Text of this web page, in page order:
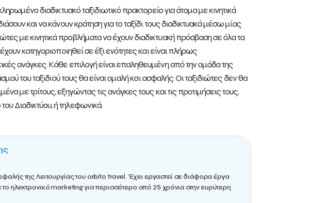
διαδικτυακό ταξιδιωτικό πρακτορείο για άτομα με κινητικά
και να κάνουν κράτηση για το ταξίδι τους διαδικτυακά μέσω μίας
με κινητικά προβλήματα να έχουν διαδικτυακή πρόσβαση σε όλα τα
κατηγοριοποιηθεί σε έξι ενότητες και είναι πλήρως
ανάγκες. Κάθε επιλογή είναι επαληθευμένη από την ομάδα της
του ταξιδιού τους θα είναι ομαλή και ασφαλής. Οι ταξιδιώτες δεν θα
με τρίτους, εξηγώντας τις ανάγκες τους και τις προτιμήσεις τους,
Διαδικτύου, ή τηλεφωνικά.
της Λειτουργίας του οrbito travel. Έχει εργαστεί σε διάφορα έργα
το ηλεκτρονικό marketing για περισσότερο από 25 χρόνια στην ευρύτερη